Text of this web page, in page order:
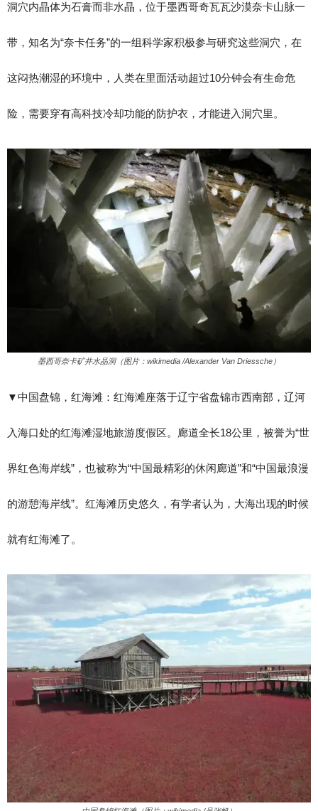
洞穴内晶体为石膏而非水晶，位于墨西哥奇瓦瓦沙漠奈卡山脉一
带，知名为“奈卡任务”的一组科学家积极参与研究这些洞穴，在
这闷热潮湿的环境中，人类在里面活动超过10分钟会有生命危
险，需要穿有高科技冷却功能的防护衣，才能进入洞穴里。
墨西哥奈卡矿井水晶洞（图片：wikimedia /Alexander Van Driessche）
▼​中国盘锦，红海滩：红海滩座落于辽宁省盘锦市西南部，辽河
入海口处的红海滩湿地旅游度假区。廊道全长18公里，被誉为“世
界红色海岸线”，也被称为“中国最精彩的休闲廊道”和“中国最浪漫
的游憩海岸线”。红海滩历史悠久，有学者认为，大海出现的时候
就有红海滩了。